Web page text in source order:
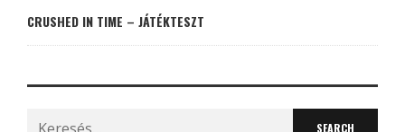
CRUSHED IN TIME – JÁTÉKTESZT
Search